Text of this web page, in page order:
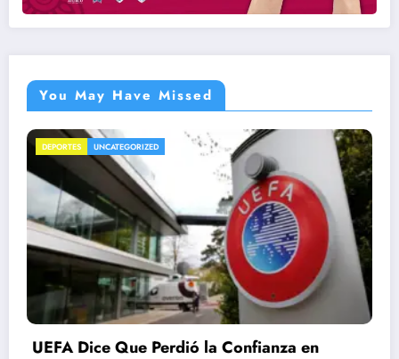
You May Have Missed
en
NACIONAL NACIONALES UNCATEGORIZED